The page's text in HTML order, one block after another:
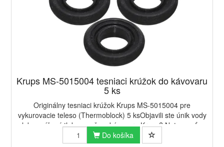
Krups MS-5015004 tesniaci krúžok do kávovaru
5 ks
Originálny tesniaci krúžok Krups MS-5015004 pre
vykurovacie teleso (Thermoblock) 5 ksObjavili ste únik vody
alebo znížený tlak vo vašom kávovare Krups? Netesnosť vo
vykurovacom telese (Thermoblocku) j...
Do košíka